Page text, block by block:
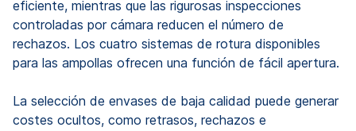
eficiente, mientras que las rigurosas inspecciones
controladas por cámara reducen el número de
rechazos. Los cuatro sistemas de rotura disponibles
para las ampollas ofrecen una función de fácil apertura.
La selección de envases de baja calidad puede generar
costes ocultos, como retrasos, rechazos e